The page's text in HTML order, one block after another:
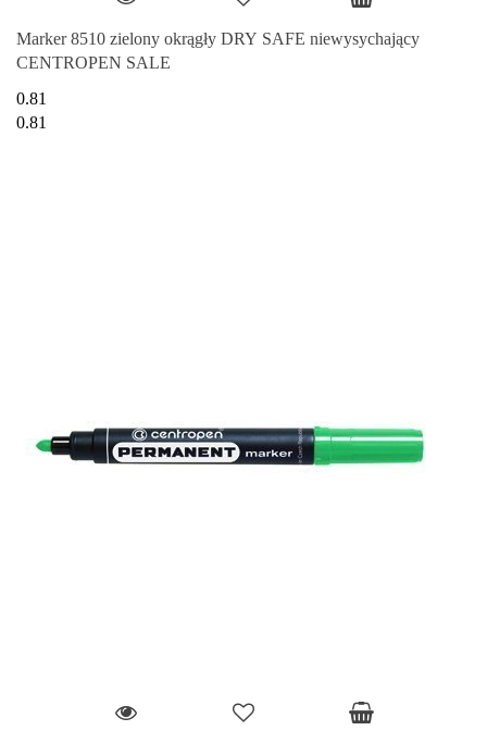
Marker 8510 zielony okrągły DRY SAFE niewysychający
CENTROPEN SALE
0.81
0.81